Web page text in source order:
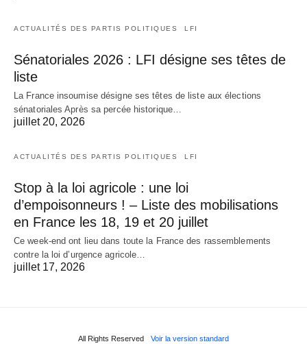
ACTUALITÉS DES PARTIS POLITIQUES LFI
Sénatoriales 2026 : LFI désigne ses têtes de
liste
La France insoumise désigne ses têtes de liste aux élections
sénatoriales Après sa percée historique…
juillet 20, 2026
ACTUALITÉS DES PARTIS POLITIQUES LFI
Stop à la loi agricole : une loi
d’empoisonneurs ! – Liste des mobilisations
en France les 18, 19 et 20 juillet
Ce week-end ont lieu dans toute la France des rassemblements
contre la loi d’urgence agricole…
juillet 17, 2026
All Rights Reserved Voir la version standard